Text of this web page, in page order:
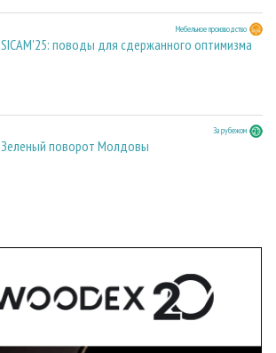
Мебельное производство
SICAM'25: поводы для сдержанного оптимизма
За рубежом
Зеленый поворот Молдовы